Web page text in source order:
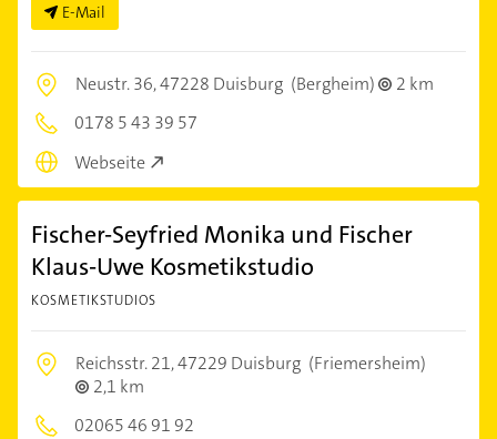
E-Mail
Neustr. 36,47228 Duisburg (Bergheim)
2 km
0178 5 43 39 57
Webseite
Fischer-Seyfried Monika und Fischer
Klaus-Uwe Kosmetikstudio
KOSMETIKSTUDIOS
Reichsstr. 21,47229 Duisburg (Friemersheim)
2,1 km
02065 46 91 92